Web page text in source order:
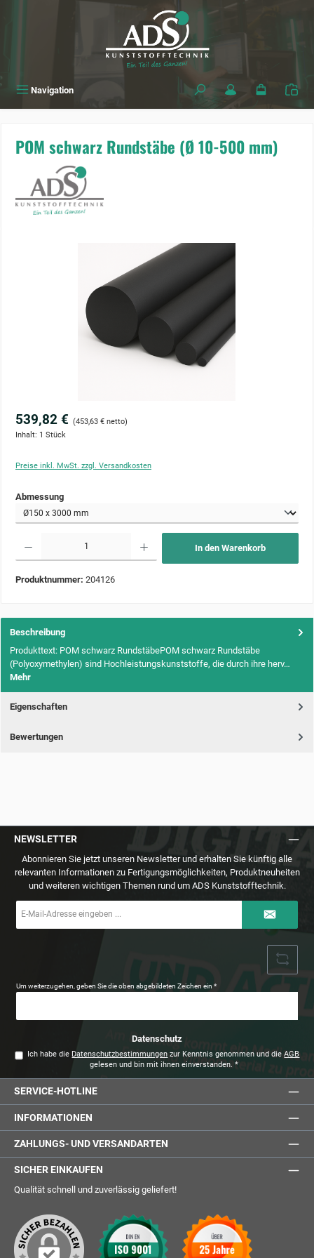
Navigation
POM schwarz Rundstäbe (Ø 10-500 mm)
539,82 € (453,63 € netto)
Inhalt: 1 Stück
Preise inkl. MwSt. zzgl. Versandkosten
Abmessungauswählen
In den Warenkorb
Produktnummer: 204126
Beschreibung
Produkttext: POM schwarz RundstäbePOM schwarz Rundstäbe
(Polyoxymethylen) sind Hochleistungskunststoffe, die durch ihre herv…
Mehr
Eigenschaften
Bewertungen
NEWSLETTER
Abonnieren Sie jetzt unseren Newsletter und erhalten Sie künftig alle
relevanten Informationen zu Fertigungsmöglichkeiten, Produktneuheiten
und weiteren wichtigen Themen rund um ADS Kunststofftechnik.
Mail-
Um weiterzugehen, geben Sie die oben abgebildeten Zeichen ein*
Datenschutz
Ich habe die Datenschutzbestimmungen zur Kenntnis genommen und dieAGB
gelesen und bin mit ihnen einverstanden. *
SERVICE-HOTLINE
INFORMATIONEN
ZAHLUNGS- UND VERSANDARTEN
SICHER EINKAUFEN
Qualität schnell und zuverlässig geliefert!